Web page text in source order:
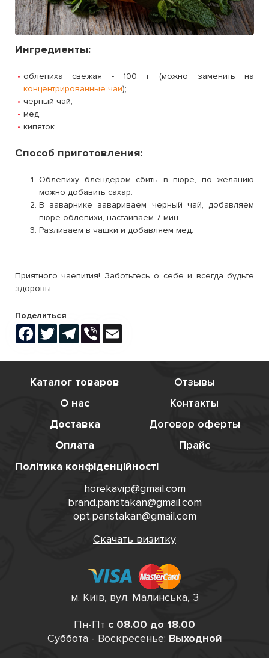
Ингредиенты:
облепиха свежая - 100 г (можно заменить на
концентрированные чаи);
чёрный чай;
мед;
кипяток.
Способ приготовления:
Облепиху блендером сбить в пюре, по желанию
можно добавить сахар.
В заварнике завариваем черный чай, добавляем
пюре облепихи, настаиваем 7 мин.
Разливаем в чашки и добавляем мед.
Приятного чаепития! Заботьтесь о себе и всегда будьте
здоровы.
Поделиться
Facebook
Twitter Telegram
Viber
Пн-Пт с 08.00 до 18.00
Суббота - Воскресенье: Выходной
Каталог товаров
Отзывы
О нас
Контакты
Доставка
Договор оферты
Оплата
Прайс
Політика конфіденційності
horekavip@gmail.com
brand.panstakan@gmail.com
opt.panstakan@gmail.com
Скачать визитку
м. Київ, вул. Малинська, 3